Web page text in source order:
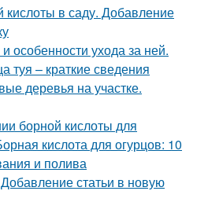
в саду. Добавление
особенности ухода за ней.
туя – краткие сведения
деревья на участке.
борной кислоты для
кислота для огурцов: 10
и полива
статьи в новую